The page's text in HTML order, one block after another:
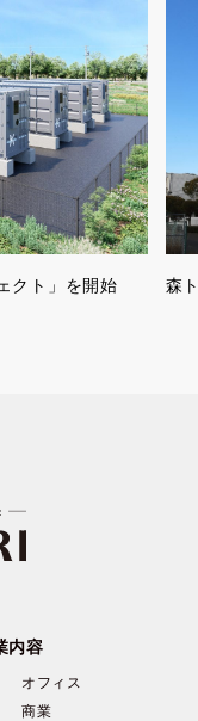
クト」を開始 森
内容
オフィス
商業